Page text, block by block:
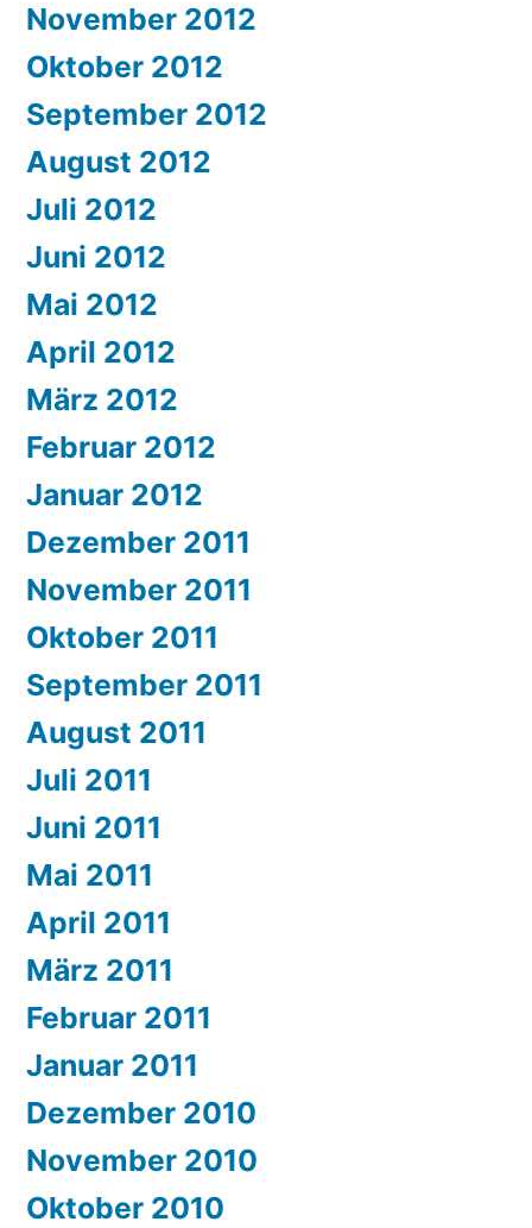
November 2012
Oktober 2012
September 2012
August 2012
Juli 2012
Juni 2012
Mai 2012
April 2012
März 2012
Februar 2012
Januar 2012
Dezember 2011
November 2011
Oktober 2011
September 2011
August 2011
Juli 2011
Juni 2011
Mai 2011
April 2011
März 2011
Februar 2011
Januar 2011
Dezember 2010
November 2010
Oktober 2010